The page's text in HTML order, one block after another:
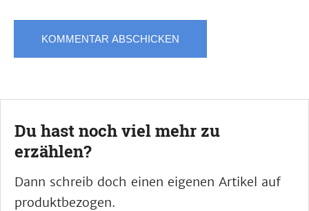
Du hast noch viel mehr zu
erzählen?
Dann schreib doch einen eigenen Artikel auf
produktbezogen.